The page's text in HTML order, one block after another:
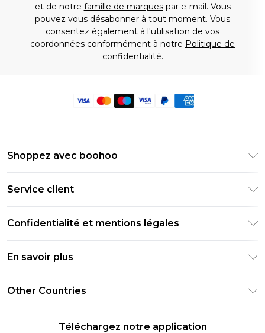
et de notre famille de marquespar e-mail. Vous
pouvez vous désabonner à tout moment. Vous
consentez également à l'utilisation de vos
coordonnées conformément à notre Politique de
confidentialité.
Shoppez avec boohoo
PayPal
Clearpay
Klarna
Réduction étudiant - Student Beans
Réduction étudiant - UNiDAYS
Service client
Informations de livraison
Informations sur les retours
Contactez-nous
Confidentialité et mentions légales
Conditions d'utilisation
À propos des cookies
En savoir plus
Other Countries
Téléchargez notre application